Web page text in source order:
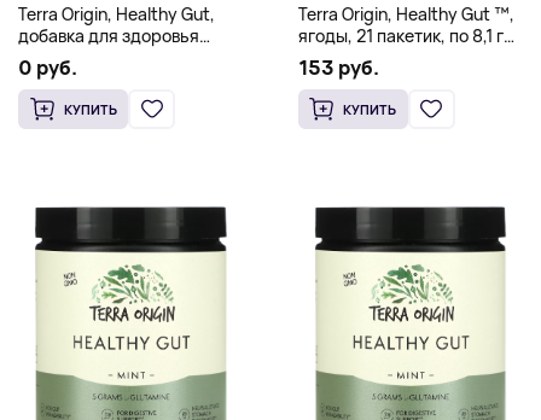
Terra Origin, Healthy Gut,
добавка для здоровья
кишечника, со вкусом меда и
лимона, 232,2 г (8,19 унции)
0 руб.
КУПИТЬ
Terra Origin, Healthy Gut ™,
ягоды, 21 пакетик, по 8,1 г
(0,26 унции)
153 руб.
КУПИТЬ